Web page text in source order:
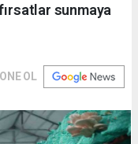
sunmaya
OL